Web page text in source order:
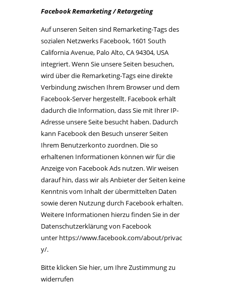
Facebook Remarketing / Retargeting
Auf unseren Seiten sind Remarketing-Tags des
sozialen Netzwerks Facebook, 1601 South
California Avenue, Palo Alto, CA 94304, USA
integriert. Wenn Sie unsere Seiten besuchen,
wird über die Remarketing-Tags eine direkte
Verbindung zwischen Ihrem Browser und dem
Facebook-Server hergestellt. Facebook erhält
dadurch die Information, dass Sie mit Ihrer IP-
Adresse unsere Seite besucht haben. Dadurch
kann Facebook den Besuch unserer Seiten
Ihrem Benutzerkonto zuordnen. Die so
erhaltenen Informationen können wir für die
Anzeige von Facebook Ads nutzen. Wir weisen
darauf hin, dass wir als Anbieter der Seiten keine
Kenntnis vom Inhalt der übermittelten Daten
sowie deren Nutzung durch Facebook erhalten.
Weitere Informationen hierzu finden Sie in der
Datenschutzerklärung von Facebook
unter https://www.facebook.com/about/privac
y/.
Bitte klicken Sie hier, um Ihre Zustimmung zu
widerrufen